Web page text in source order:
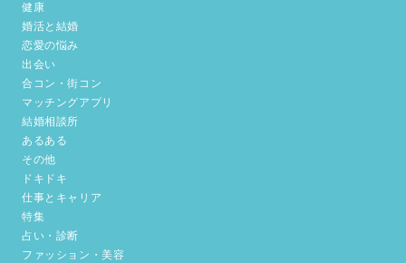
健康
婚活と結婚
恋愛の悩み
出会い
合コン・街コン
マッチングアプリ
結婚相談所
あるある
その他
ドキドキ
仕事とキャリア
特集
占い・診断
ファッション・美容